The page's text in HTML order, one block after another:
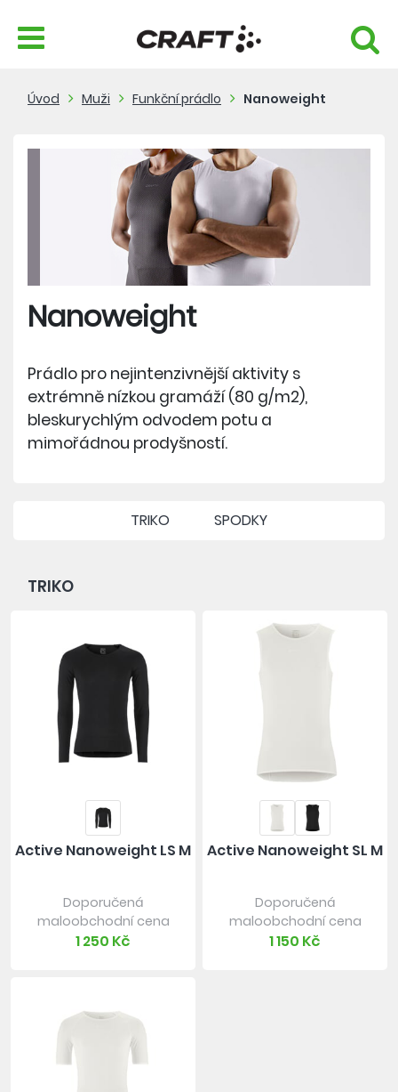
Úvod Muži Funkční prádlo Nanoweight
Nanoweight
Prádlo pro nejintenzivnější aktivity s
extrémně nízkou gramáží (80 g/m2),
bleskurychlým odvodem potu a
mimořádnou prodyšností.
TRIKO SPODKY
TRIKO
Active Nanoweight LS M
Doporučená
maloobchodní cena
1 250 Kč
Active Nanoweight SL M
Doporučená
maloobchodní cena
1 150 Kč